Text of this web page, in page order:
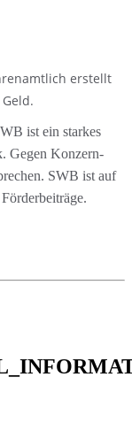
erstellt
ist ein starkes
Gegen Konzern-
SWB ist auf